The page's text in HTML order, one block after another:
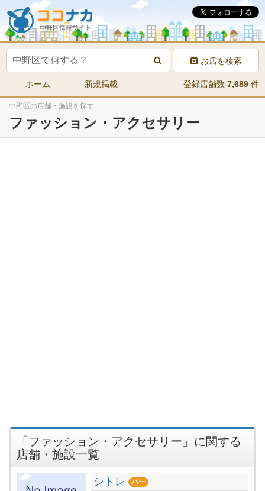
お店を検索
ホーム 新規掲載 登録店舗数 7,689 件
中野区の店舗・施設を探す
ファッション・アクセサリー
「ファッション・アクセサリー」に関する
店舗・施設一覧
シトレ バー